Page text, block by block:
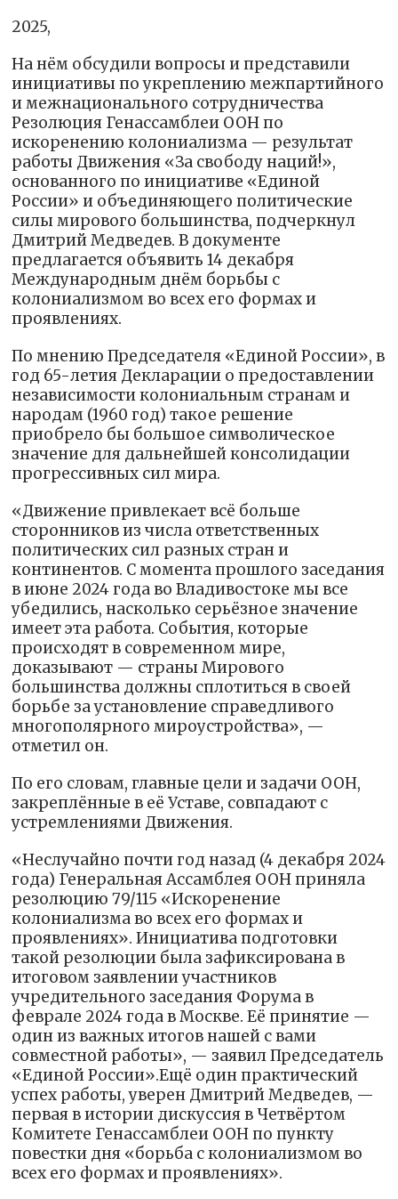
2025,
На нём обсудили вопросы и представили
инициативы по укреплению межпартийного
и межнационального сотрудничества
Резолюция Генассамблеи ООН по
искоренению колониализма — результат
работы Движения «За свободу наций!»,
основанного по инициативе «Единой
России» и объединяющего политические
силы мирового большинства, подчеркнул
Дмитрий Медведев. В документе
предлагается объявить 14 декабря
Международным днём борьбы с
колониализмом во всех его формах и
проявлениях.
По мнению Председателя «Единой России», в
год 65-летия Декларации о предоставлении
независимости колониальным странам и
народам (1960 год) такое решение
приобрело бы большое символическое
значение для дальнейшей консолидации
прогрессивных сил мира.
«Движение привлекает всё больше
сторонников из числа ответственных
политических сил разных стран и
континентов. С момента прошлого заседания
в июне 2024 года во Владивостоке мы все
убедились, насколько серьёзное значение
имеет эта работа. События, которые
происходят в современном мире,
доказывают — страны Мирового
большинства должны сплотиться в своей
борьбе за установление справедливого
многополярного мироустройства», —
отметил он.
По его словам, главные цели и задачи ООН,
закреплённые в её Уставе, совпадают с
устремлениями Движения.
«Неслучайно почти год назад (4 декабря 2024
года) Генеральная Ассамблея ООН приняла
резолюцию 79/115 «Искоренение
колониализма во всех его формах и
проявлениях». Инициатива подготовки
такой резолюции была зафиксирована в
итоговом заявлении участников
учредительного заседания Форума в
феврале 2024 года в Москве. Её принятие —
один из важных итогов нашей с вами
совместной работы», — заявил Председатель
«Единой России».Ещё один практический
успех работы, уверен Дмитрий Медведев, —
первая в истории дискуссия в Четвёртом
Комитете Генассамблеи ООН по пункту
повестки дня «борьба с колониализмом во
всех его формах и проявлениях».